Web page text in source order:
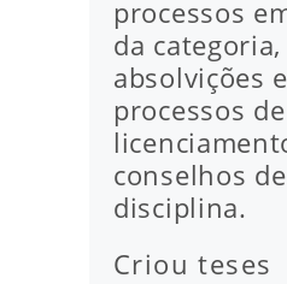
processos
da
absolvições
processos de
conselhos de
disciplina.
Criou teses